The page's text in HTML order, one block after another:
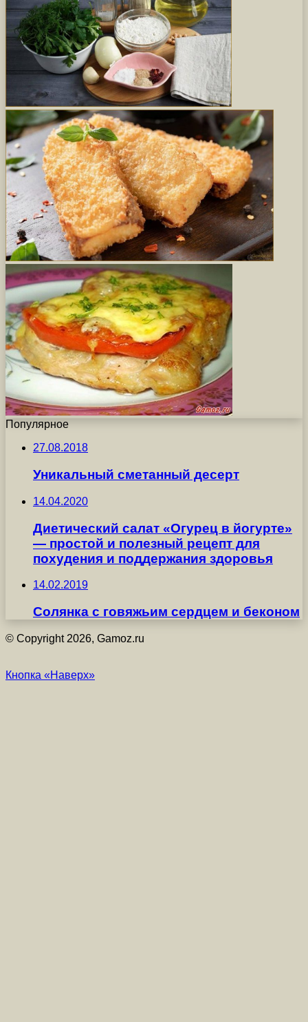
Популярное
27.08.2018
Уникальный сметанный десерт
14.04.2020
Диетический салат «Огурец в йогурте»
— простой и полезный рецепт для
похудения и поддержания здоровья
14.02.2019
Солянка с говяжьим сердцем и беконом
© Copyright 2026, Gamoz.ru
Кнопка «Наверх»